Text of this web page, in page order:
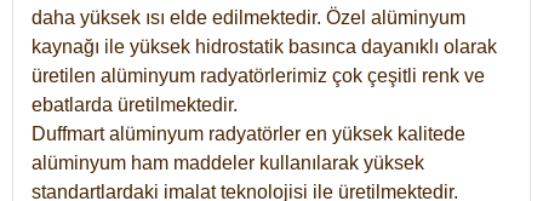
daha yüksek ısı elde edilmektedir. Özel alüminyum
kaynağı ile yüksek hidrostatik basınca dayanıklı olarak
üretilen alüminyum radyatörlerimiz çok çeşitli renk ve
ebatlarda üretilmektedir.
Duffmart alüminyum radyatörler en yüksek kalitede
alüminyum ham maddeler kullanılarak yüksek
standartlardaki imalat teknolojisi ile üretilmektedir.